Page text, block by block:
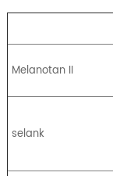
Melanotan II
selank